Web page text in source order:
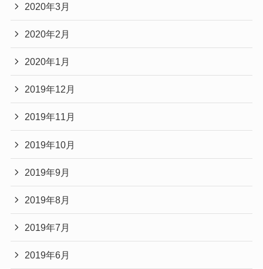
2020年3月
2020年2月
2020年1月
2019年12月
2019年11月
2019年10月
2019年9月
2019年8月
2019年7月
2019年6月